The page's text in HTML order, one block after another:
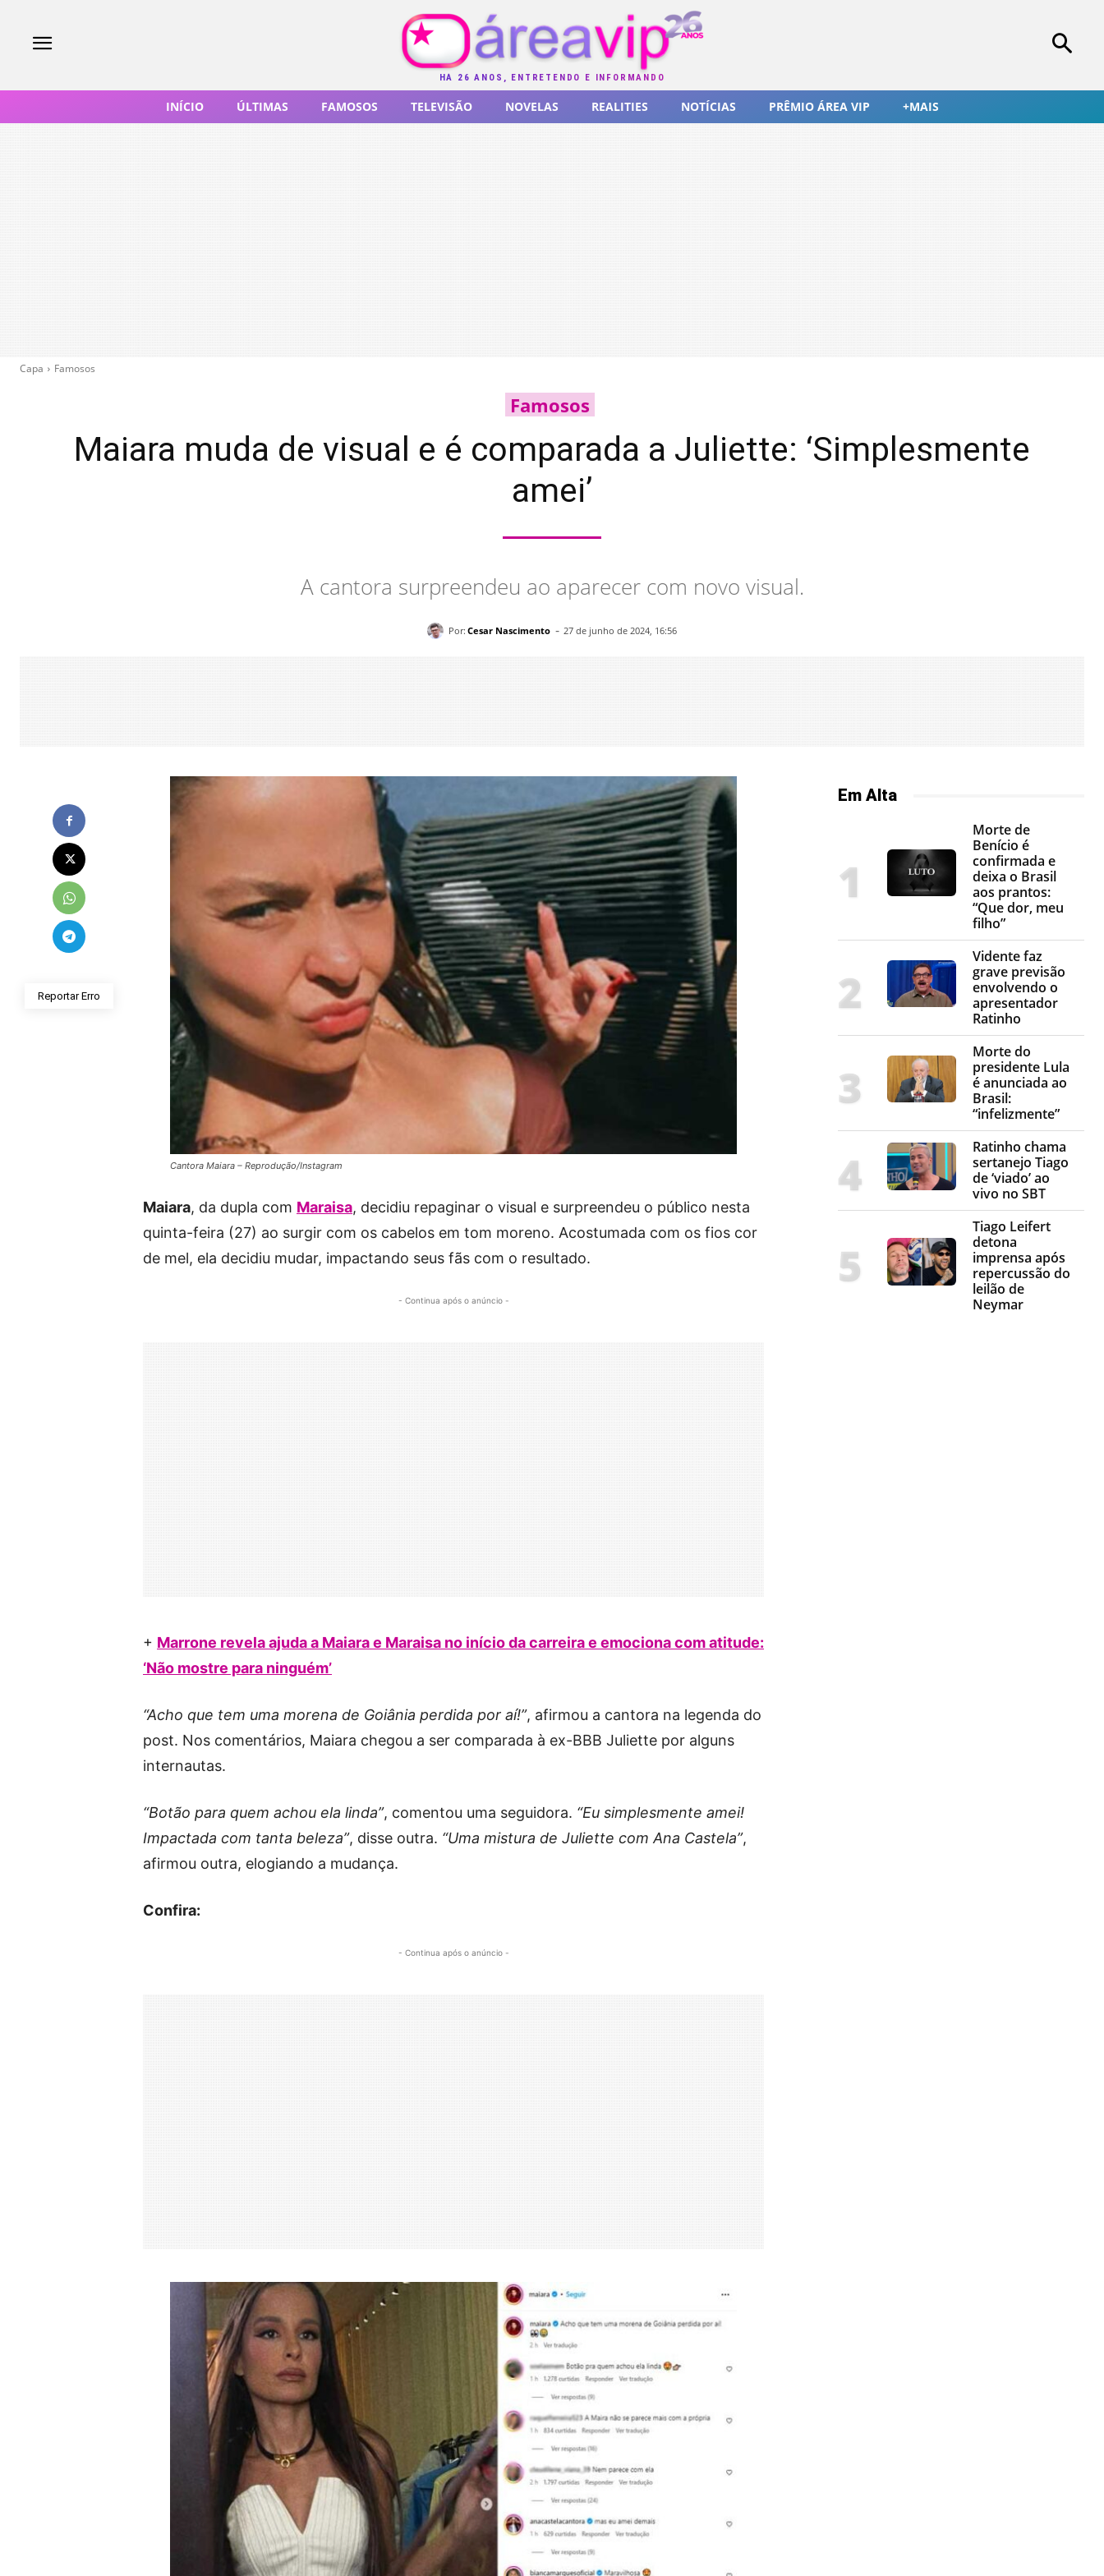
HÁ 26 ANOS, ENTRETENDO E INFORMANDO
INÍCIO ÚLTIMAS FAMOSOS TELEVISÃO NOVELAS REALITIES NOTÍCIAS PRÊMIO ÁREA VIP +MAIS
Capa Famosos
Famosos
Maiara muda de visual e é comparada a Juliette: ‘Simplesmente
amei’
A cantora surpreendeu ao aparecer com novo visual.
Por: Cesar Nascimento - 27 de junho de 2024, 16:56
Reportar Erro
Cantora Maiara – Reprodução/Instagram
Maiara, da dupla com Maraisa, decidiu repaginar o visual e surpreendeu o público nesta
quinta-feira (27) ao surgir com os cabelos em tom moreno. Acostumada com os fios cor
de mel, ela decidiu mudar, impactando seus fãs com o resultado.
- Continua após o anúncio -
+ Marrone revela ajuda a Maiara e Maraisa no início da carreira e emociona com atitude:
‘Não mostre para ninguém’
“Acho que tem uma morena de Goiânia perdida por aí!”, afirmou a cantora na legenda do
post. Nos comentários, Maiara chegou a ser comparada à ex-BBB Juliette por alguns
internautas.
“Botão para quem achou ela linda”, comentou uma seguidora. “Eu simplesmente amei!
Impactada com tanta beleza”, disse outra. “Uma mistura de Juliette com Ana Castela”,
afirmou outra, elogiando a mudança.
Confira:
- Continua após o anúncio -
Em Alta
Morte de
Benício é
confirmada e
deixa o Brasil
aos prantos:
“Que dor, meu
filho”
Vidente faz
grave previsão
envolvendo o
apresentador
Ratinho
Morte do
presidente Lula
é anunciada ao
Brasil:
“infelizmente”
Ratinho chama
sertanejo Tiago
de ‘viado’ ao
vivo no SBT
Tiago Leifert
detona
imprensa após
repercussão do
leilão de
Neymar